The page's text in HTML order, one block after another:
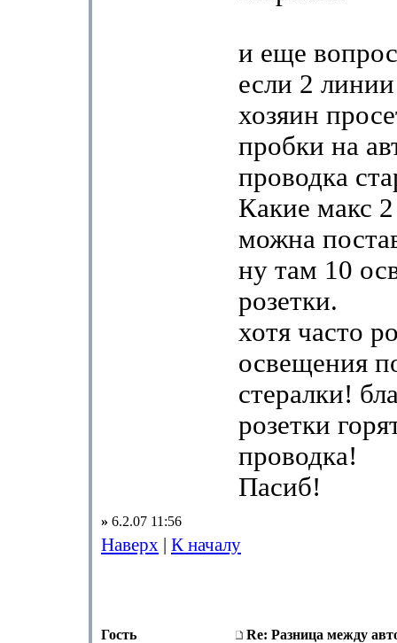
и еще
если 2
хозяин
пробки на
проводка
Какие макс
можна
ну там 10
розетки.
хотя часто
освещения
стералки!
розетки
проводка!
Пасиб!
» 6.2.07 11:56
Наверх | К началу
Гость Re: Разница между